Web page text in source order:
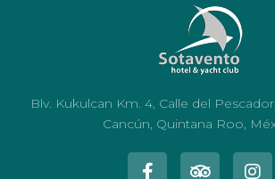
Blv. Kukulcan Km. 4, Calle del
Cancún, Quintana Roo,